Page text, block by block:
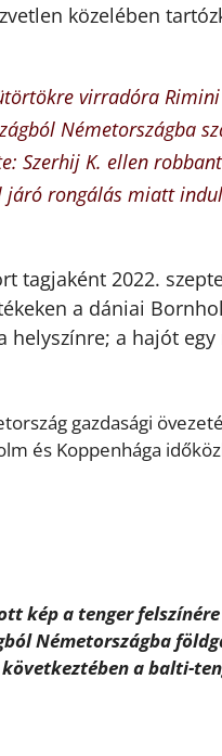
közelében
virradóra
Németországba
Szerhij K. ellen
járó rongálás miatt
tagjaként 2022.
a dániai
a hajót
gazdasági
és Koppenhága
kép a tenger
Németországba
a balti-